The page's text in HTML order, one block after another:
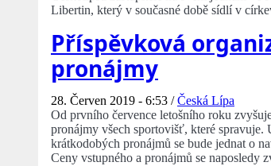
Libertin, který v současné době sídlí v
Příspěvková
pronájmy
28. Červen 2019 - 6:53 /Česká Lípa
Od prvního července letošního roku
pronájmy všech sportovišť, které spravuje.
krátkodobých pronájmů se bude jednat o
Ceny vstupného a pronájmů se naposledy